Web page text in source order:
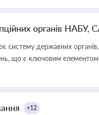
органів
систему державних органів,
що є ключовим елементом
+12